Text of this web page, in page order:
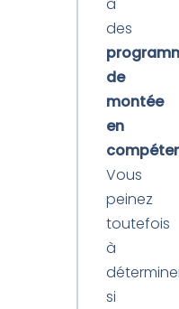
des
de
montée
en
Vous
peinez
toutefois
à
si